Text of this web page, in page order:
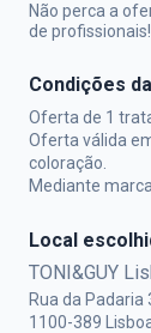
Não perca a
de profissionais!
Condições
Oferta de 1
Oferta válida
coloração.
Mediante
Local
TONI&GUY
Rua da Padaria
1100-389